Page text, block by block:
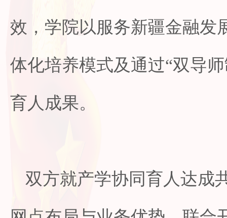
效，学院以服务新疆金融发
体化培养模式及通过“双导
育人成果。
双方就产学协同育人达成